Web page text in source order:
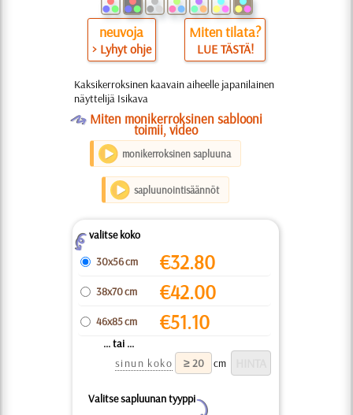
neuvoja
> Lyhyt ohje
Miten tilata?
LUE TÄSTÄ!
Kaksikerroksinen kaavain aiheelle japanilainen
näyttelijä Isikava
OMiten monikerroksinen sablooni
toimii, video
monikerroksinen sapluuna
sapluunointisäännöt
Zvalitse koko
30x56 cm
€32.80
38x70 cm €42.00
46x85 cm €51.10
... tai ...
sinun koko
cm
Valitse sapluunan tyyppi
Y